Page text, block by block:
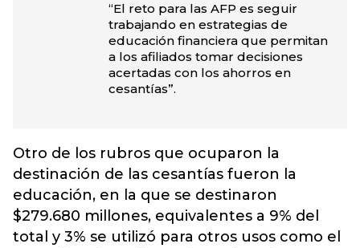
“El reto para las AFP es seguir
trabajando en estrategias de
educación financiera que permitan
a los afiliados tomar decisiones
acertadas con los ahorros en
cesantías”.
Otro de los rubros que ocuparon la
destinación de las cesantías fueron la
educación, en la que se destinaron
$279.680 millones, equivalentes a 9% del
total y 3% se utilizó para otros usos como el